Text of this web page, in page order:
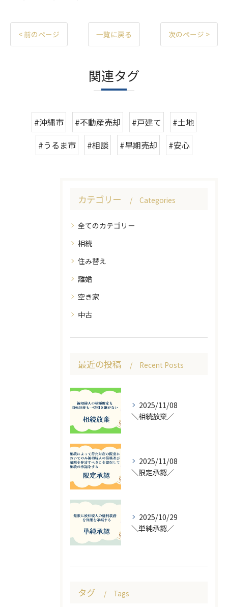
< 前のページ 一覧に戻る 次のページ >
関連タグ
#沖縄市 #不動産売却 #戸建て
#土地
#うるま市
#相談 #早期売却 #安心
カテゴリー Categories
全てのカテゴリー
相続
住み替え
離婚
空き家
中古
最近の投稿 Recent Posts
2025/11/08
＼相続放棄／
2025/11/08
＼限定承認／
2025/10/29
＼単純承認／
タグ Tags